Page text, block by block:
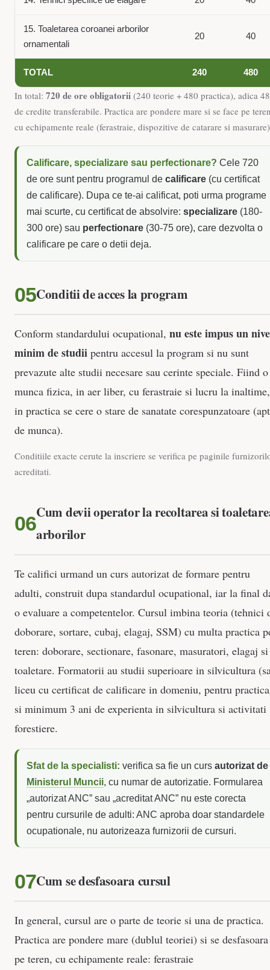
15. Toaletarea coroanei arborilor
ornamentali
20 40
TOTAL 240 480
In total: 720 de ore obligatorii (240 teorie + 480 practica), adica 48
de credite transferabile. Practica are pondere mare si se face pe
cu echipamente reale (ferastraie, dispozitive de catarare si
Calificare, specializare sau perfectionare? Cele 720
de ore sunt pentru programul de calificare (cu certificat
de calificare). Dupa ce te-ai calificat, poti urma programe
mai scurte, cu certificat de absolvire: specializare (180-
300 ore) sau perfectionare (30-75 ore), care dezvolta o
calificare pe care o detii deja.
Conditii de acces la program
Conform standardului ocupational, nu este impus un
minim de studii pentru accesul la program si nu sunt
prevazute alte studii necesare sau cerinte speciale. Fiind o
munca fizica, in aer liber, cu ferastraie si lucru la inaltime,
in practica se cere o stare de sanatate corespunzatoare (apt
de munca).
Conditiile exacte cerute la inscriere se verifica pe paginile
acreditati.
Cum devii operator la recoltarea si
arborilor
Te califici urmand un curs autorizat de formare pentru
adulti, construit dupa standardul ocupational, iar la final
o evaluare a competentelor. Cursul imbina teoria (tehnici
doborare, sortare, cubaj, elagaj, SSM) cu multa practica
teren: doborare, sectionare, fasonare, masuratori, elagaj si
toaletare. Formatorii au studii superioare in silvicultura
liceu cu certificat de calificare in domeniu, pentru
si minimum 3 ani de experienta in silvicultura si activitati
forestiere.
Sfat de la specialisti: verifica sa fie un curs autorizat de
Ministerul Muncii, cu numar de autorizatie. Formularea
„autorizat ANC” sau „acreditat ANC” nu este corecta
pentru cursurile de adulti: ANC aproba doar standardele
ocupationale, nu autorizeaza furnizorii de cursuri.
Cum se desfasoara cursul
In general, cursul are o parte de teorie si una de practica.
Practica are pondere mare (dublul teoriei) si se desfasoara
pe teren, cu echipamente reale: ferastraie